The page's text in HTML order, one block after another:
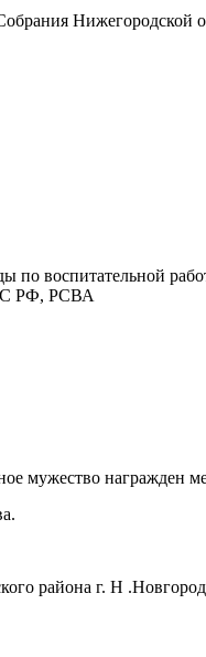
Нижегородской
по воспитательной
РФ, РСВА
мужество награжден
района г. Н